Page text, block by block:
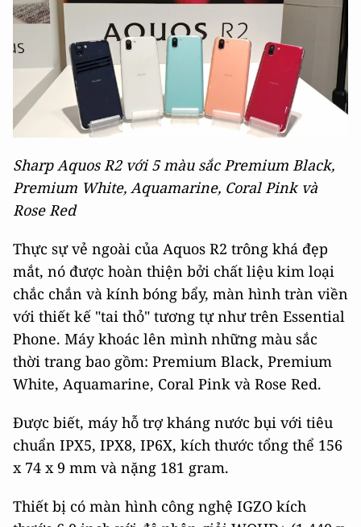
Sharp Aquos R2 với 5 màu sắc Premium Black,
Premium White, Aquamarine, Coral Pink và
Rose Red
Thực sự vẻ ngoài của Aquos R2 trông khá đẹp
mắt, nó được hoàn thiện bởi chất liệu kim loại
chắc chắn và kính bóng bẩy, màn hình tràn viền
với thiết kế "tai thỏ" tương tự như trên Essential
Phone. Máy khoác lên mình những màu sắc
thời trang bao gồm: Premium Black, Premium
White, Aquamarine, Coral Pink và Rose Red.
Được biết, máy hỗ trợ kháng nước bụi với tiêu
chuẩn IPX5, IPX8, IP6X, kích thước tổng thể 156
x 74 x 9 mm và nặng 181 gram.
Thiết bị có màn hình công nghệ IGZO kích